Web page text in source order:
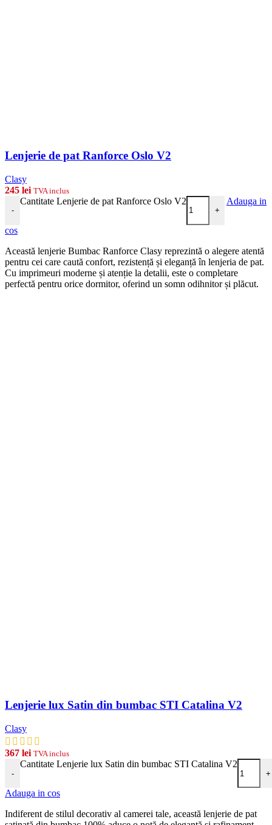
Lenjerie de pat Ranforce Oslo V2
Clasy
245 lei TVA inclus
-
Cantitate Lenjerie de pat Ranforce Oslo V2
+
Adauga in
cos
Această lenjerie Bumbac Ranforce Clasy reprezintă o alegere atentă
pentru cei care caută confort, rezistență și eleganță în lenjeria de pat.
Cu imprimeuri moderne și atenție la detalii, este o completare
perfectă pentru orice dormitor, oferind un somn odihnitor și plăcut.
Lenjerie lux Satin din bumbac STI Catalina V2
Clasy
367 lei TVA inclus
-
Cantitate Lenjerie lux Satin din bumbac STI Catalina V2
+
Adauga in cos
Indiferent de stilul decorativ al camerei tale, această lenjerie de pat